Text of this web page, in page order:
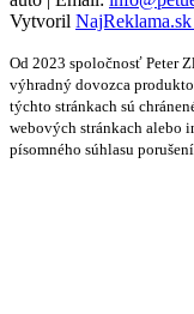
Vytvoril
Od 2023 spoločnosť Peter
výhradný dovozca
týchto stránkach sú
webových stránkach alebo
písomného súhlasu